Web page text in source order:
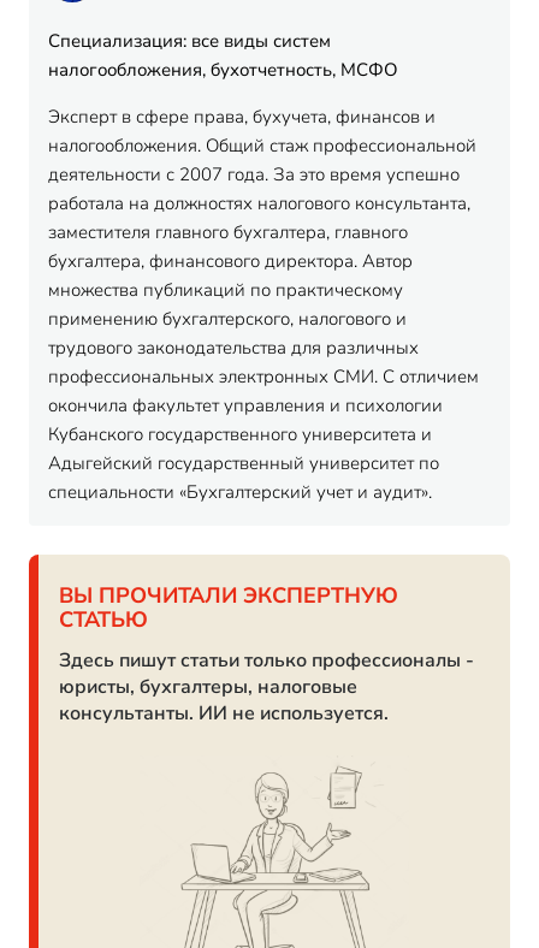
Специализация: все виды систем
налогообложения, бухотчетность, МСФО
Эксперт в сфере права, бухучета, финансов и
налогообложения. Общий стаж профессиональной
деятельности с 2007 года. За это время успешно
работала на должностях налогового консультанта,
заместителя главного бухгалтера, главного
бухгалтера, финансового директора. Автор
множества публикаций по практическому
применению бухгалтерского, налогового и
трудового законодательства для различных
профессиональных электронных СМИ. С отличием
окончила факультет управления и психологии
Кубанского государственного университета и
Адыгейский государственный университет по
специальности «Бухгалтерский учет и аудит».
ВЫ ПРОЧИТАЛИ ЭКСПЕРТНУЮ
СТАТЬЮ
Здесь пишут статьи только профессионалы -
юристы, бухгалтеры, налоговые
консультанты. ИИ не используется.